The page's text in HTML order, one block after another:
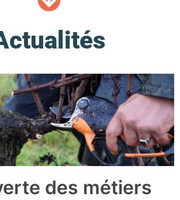
des métiers